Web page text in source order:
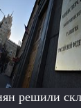
решили